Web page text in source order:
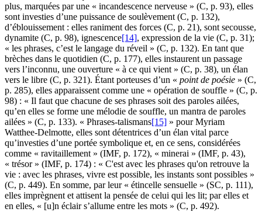
plus, marquées par une « incandescence nerveuse » (C, p. 93), elles
sont investies d’une puissance de soulèvement (C, p. 132),
d’éblouissement : elles raniment des forces (C, p. 21), sont secousse,
dynamite (C, p. 98), ignescence[14], expression de la vie (C, p. 31);
« les phrases, c’est le langage du réveil » (C, p. 132). En tant que
brèches dans le quotidien (C, p. 177), elles instaurent un passage
vers l’inconnu, une ouverture « à ce qui vient » (C, p. 38), un élan
vers le libre (C, p. 321). Étant porteuses d’un « point de poésie » (C,
p. 285), elles apparaissent comme une « opération de souffle » (C, p.
98) : « Il faut que chacune de ses phrases soit des paroles ailées,
qu’en elles se forme une mélodie de souffle, un mantra de paroles
ailées » (C, p. 133). « Phrases-talismans[15] » pour Myriam
Watthee-Delmotte, elles sont détentrices d’un élan vital parce
qu’investies d’une portée symbolique et, en ce sens, considérées
comme « ravitaillement » (IMF, p. 172), « minerai » (IMF, p. 43),
« trésor » (IMF, p. 174) : « C'est avec les phrases qu'on retrouve la
vie : avec les phrases, vivre est possible, les instants sont possibles »
(C, p. 449). En somme, par leur « étincelle sensuelle » (SC, p. 111),
elles imprègnent et attisent la pensée de celui qui les lit; par elles et
en elles, « [u]n éclair s’allume entre les mots » (C, p. 492).